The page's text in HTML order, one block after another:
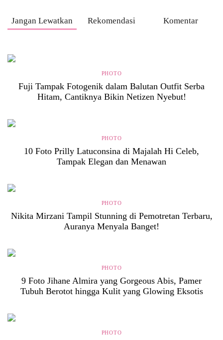
Jangan Lewatkan Rekomendasi Komentar
PHOTO
Fuji Tampak Fotogenik dalam Balutan Outfit Serba
Hitam, Cantiknya Bikin Netizen Nyebut!
PHOTO
10 Foto Prilly Latuconsina di Majalah Hi Celeb,
Tampak Elegan dan Menawan
PHOTO
Nikita Mirzani Tampil Stunning di Pemotretan Terbaru,
Auranya Menyala Banget!
PHOTO
9 Foto Jihane Almira yang Gorgeous Abis, Pamer
Tubuh Berotot hingga Kulit yang Glowing Eksotis
PHOTO